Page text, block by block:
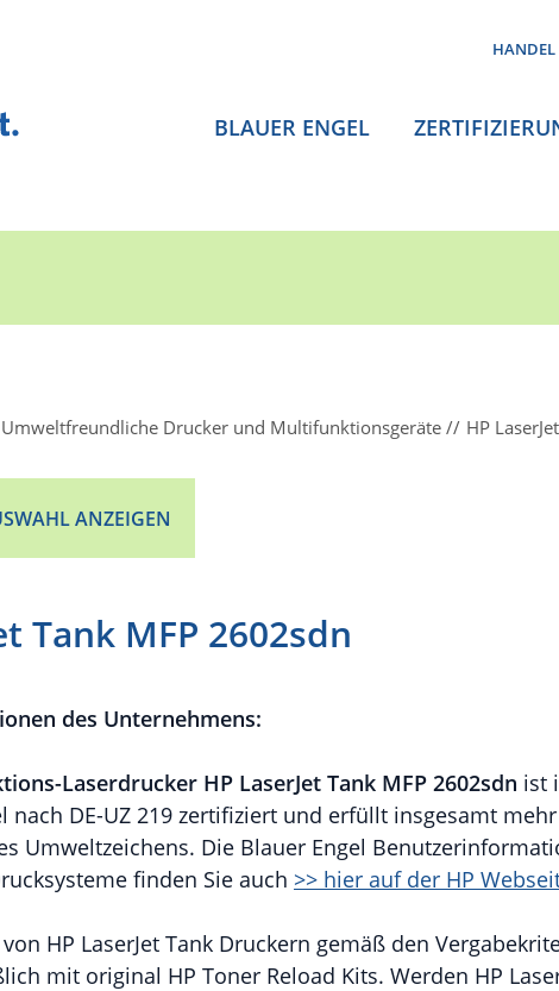
HANDEL
BLAUER ENGEL
Umweltfreundliche Drucker und Multifunktionsgeräte HP
ANZEIGEN
Tank MFP 2602sdn
des Unternehmens:
Laserdrucker HP LaserJet Tank MFP 2602sdn ist
nach DE-UZ 219 zertifiziert und erfüllt insgesamt
Umweltzeichens. Die Blauer Engel
finden Sie auch >> hier auf der HP
HP LaserJet Tank Druckern gemäß den
mit original HP Toner Reload Kits. Werden HP